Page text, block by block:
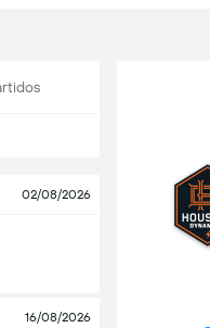
02/08/2026
16/08/2026